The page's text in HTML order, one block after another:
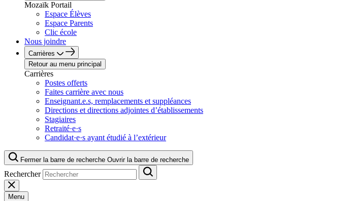
Mozaïk Portail
Espace Élèves
Espace Parents
Clic école
Nous joindre
Carrières
Retour au menu principal
Carrières
Postes offerts
Faites carrière avec nous
Enseignant.e.s, remplacements et suppléances
Directions et directions adjointes d’établissements
Stagiaires
Retraité·e·s
Candidat·e·s ayant étudié à l’extérieur
Fermer la barre de recherche Ouvrir la barre de recherche
Rechercher
Menu